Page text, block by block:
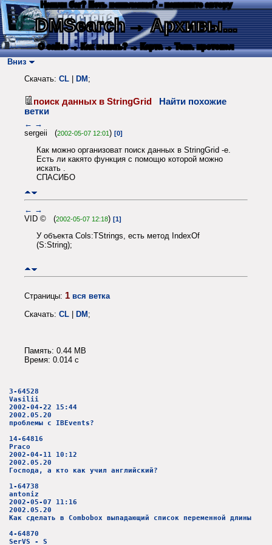
Нашли баг? Есть пожелания? - напишите автору
DMSearch→ Архивы...
О сайте → Как искать? → Карта → Текс. протокол
Вниз
Скачать: CL DM ;
поиск данных в StringGrid
Найти похожие
ветки
← →
sergeii (2002-05-07 12:01) [0]
Как можно организоват поиск данных в StringGrid -е.
Есть ли какято функция с помощю которой можно
искать .
СПАСИБО
← →
VID © (2002-05-07 12:18) [1]
У объекта Cols:TStrings, есть метод IndexOf
(S:String);
Страницы: 1 вся ветка
Скачать: CL DM ;
Память: 0.44 MB
Время: 0.014 c
3-64528
Vasilii
2002-04-22 15:44
2002.05.20
проблемы с IBEvents?
14-64816
Praco
2002-04-11 10:12
2002.05.20
Господа, а кто как учил английский?
1-64738
antoniz
2002-05-07 11:16
2002.05.20
Как сделать в Combobox выпадающий список переменной длины
4-64870
SerVS - S